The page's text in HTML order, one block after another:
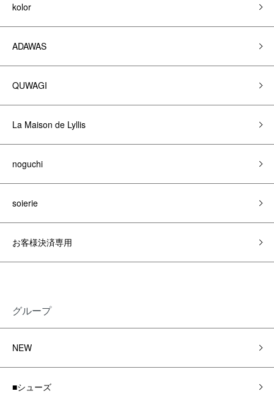
kolor
ADAWAS
QUWAGI
La Maison de Lyllis
noguchi
soierie
お客様決済専用
グループ
NEW
■シューズ